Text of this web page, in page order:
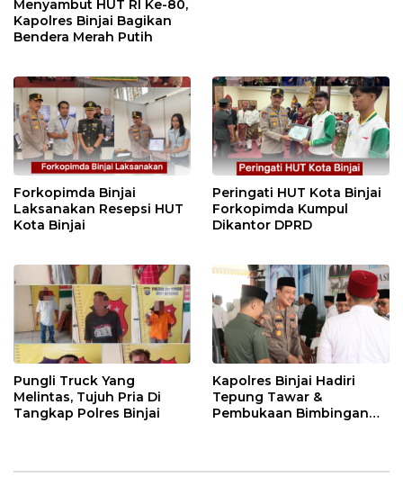
Menyambut HUT RI Ke-80,
Kapolres Binjai Bagikan
Bendera Merah Putih
Forkopimda Binjai
Laksanakan Resepsi HUT
Kota Binjai
Peringati HUT Kota Binjai
Forkopimda Kumpul
Dikantor DPRD
Pungli Truck Yang
Melintas, Tujuh Pria Di
Tangkap Polres Binjai
Kapolres Binjai Hadiri
Tepung Tawar &
Pembukaan Bimbingan